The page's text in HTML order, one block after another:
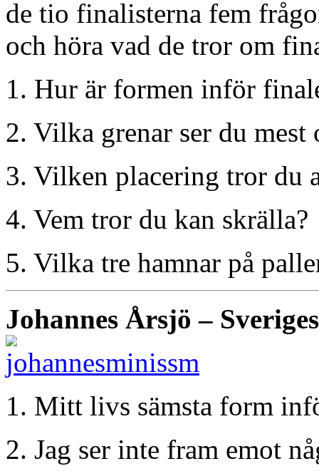
de tio finalisterna fem
och höra vad de tror om
1. Hur är formen inför
2. Vilka grenar ser du
3. Vilken placering tror du
4. Vem tror du kan skrälla?
5. Vilka tre hamnar på
Johannes Årsjö –
1. Mitt livs sämsta form
2. Jag ser inte fram emot